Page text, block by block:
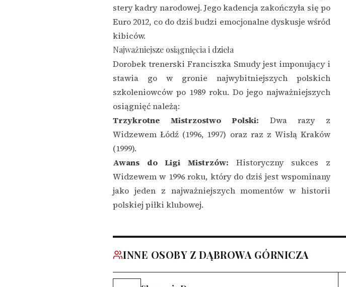
stery kadry narodowej. Jego kadencja zakończyła się po
Euro 2012, co do dziś budzi emocjonalne dyskusje wśród
kibiców.
Najważniejsze osiągnięcia i dzieła
Dorobek trenerski Franciszka Smudy jest imponujący i
stawia go w gronie najwybitniejszych polskich
szkoleniowców po 1989 roku. Do jego najważniejszych
osiągnięć należą:
Trzykrotne Mistrzostwo Polski: Dwa razy z
Widzewem Łódź (1996, 1997) oraz raz z Wisłą Kraków
(1999).
Awans do Ligi Mistrzów: Historyczny sukces z
Widzewem w 1996 roku, który do dziś jest wspominany
jako jeden z najważniejszych momentów w historii
polskiej piłki klubowej.
INNE OSOBY Z DĄBROWA GÓRNICZA